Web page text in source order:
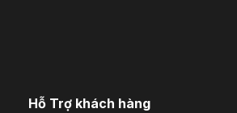
Hỗ Trợ khách hàng